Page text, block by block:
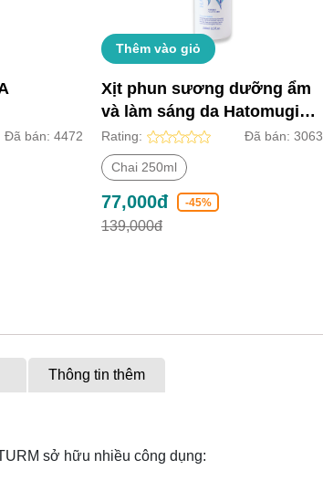
Đã bán: 4472
Thêm vào giỏ
Xịt phun sương dưỡng ẩm
và làm sáng da Hatomugi
Nhật Bản (Chai 250ml)
Rating: Đã bán: 3063
Chai 250ml
77,000đ -45%
139,000đ
Thông tin thêm
sở hữu nhiều công dụng: